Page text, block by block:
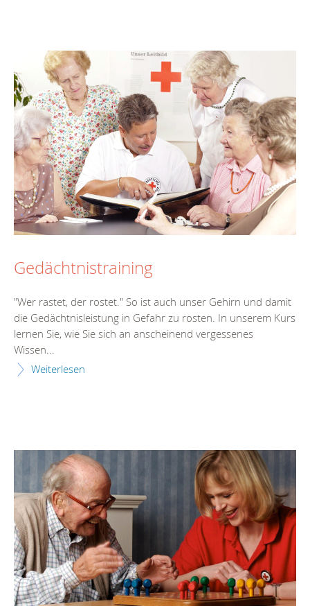
Gedächtnistraining
"Wer rastet, der rostet." So ist auch unser Gehirn und damit
die Gedächtnisleistung in Gefahr zu rosten. In unserem Kurs
lernen Sie, wie Sie sich an anscheinend vergessenes
Wissen...
Weiterlesen